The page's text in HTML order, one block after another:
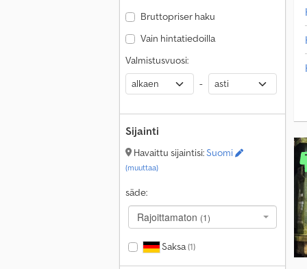
Bruttopriser haku
Vain hintatiedoilla
Valmistusvuosi:
-
Sijainti
Havaittu sijaintisi:Suomi
(muuttaa)
säde:
Rajoittamaton (1)
Saksa(1)